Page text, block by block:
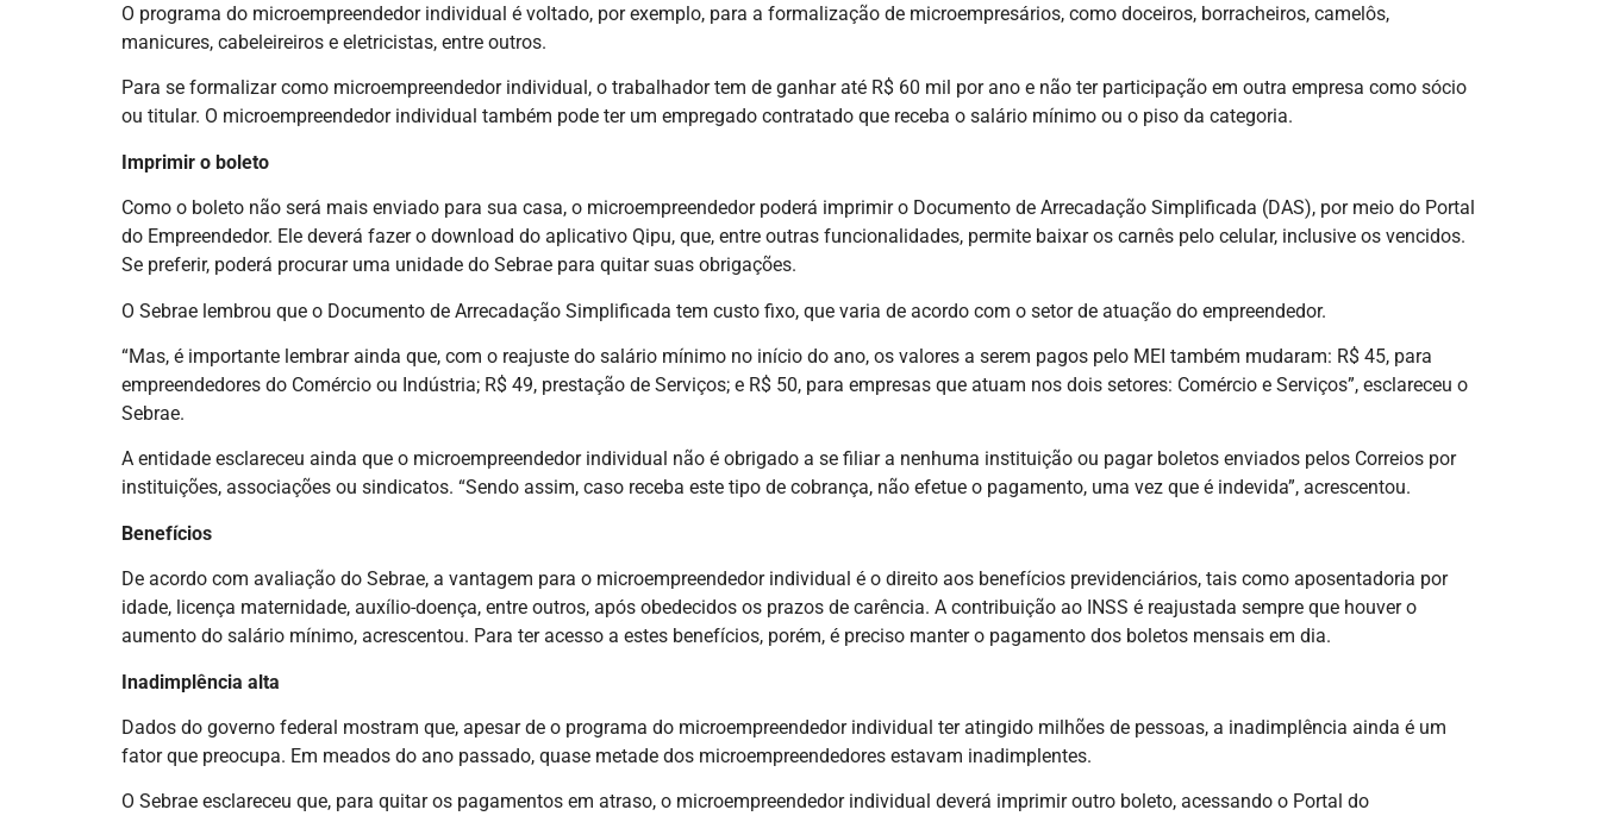
O programa do microempreendedor individual é voltado, por exemplo, para a formalização de microempresários, como doceiros, borracheiros, camelôs,
manicures, cabeleireiros e eletricistas, entre outros.
Para se formalizar como microempreendedor individual, o trabalhador tem de ganhar até R$ 60 mil por ano e não ter participação em outra empresa como sócio
ou titular. O microempreendedor individual também pode ter um empregado contratado que receba o salário mínimo ou o piso da categoria.
Imprimir o boleto
Como o boleto não será mais enviado para sua casa, o microempreendedor poderá imprimir o Documento de Arrecadação Simplificada (DAS), por meio do Portal
do Empreendedor. Ele deverá fazer o download do aplicativo Qipu, que, entre outras funcionalidades, permite baixar os carnês pelo celular, inclusive os vencidos.
Se preferir, poderá procurar uma unidade do Sebrae para quitar suas obrigações.
O Sebrae lembrou que o Documento de Arrecadação Simplificada tem custo fixo, que varia de acordo com o setor de atuação do empreendedor.
“Mas, é importante lembrar ainda que, com o reajuste do salário mínimo no início do ano, os valores a serem pagos pelo MEI também mudaram: R$ 45, para
empreendedores do Comércio ou Indústria; R$ 49, prestação de Serviços; e R$ 50, para empresas que atuam nos dois setores: Comércio e Serviços”, esclareceu o
Sebrae.
A entidade esclareceu ainda que o microempreendedor individual não é obrigado a se filiar a nenhuma instituição ou pagar boletos enviados pelos Correios por
instituições, associações ou sindicatos. “Sendo assim, caso receba este tipo de cobrança, não efetue o pagamento, uma vez que é indevida”, acrescentou.
Benefícios
De acordo com avaliação do Sebrae, a vantagem para o microempreendedor individual é o direito aos benefícios previdenciários, tais como aposentadoria por
idade, licença maternidade, auxílio-doença, entre outros, após obedecidos os prazos de carência. A contribuição ao INSS é reajustada sempre que houver o
aumento do salário mínimo, acrescentou. Para ter acesso a estes benefícios, porém, é preciso manter o pagamento dos boletos mensais em dia.
Inadimplência alta
Dados do governo federal mostram que, apesar de o programa do microempreendedor individual ter atingido milhões de pessoas, a inadimplência ainda é um
fator que preocupa. Em meados do ano passado, quase metade dos microempreendedores estavam inadimplentes.
O Sebrae esclareceu que, para quitar os pagamentos em atraso, o microempreendedor individual deverá imprimir outro boleto, acessando o Portal do